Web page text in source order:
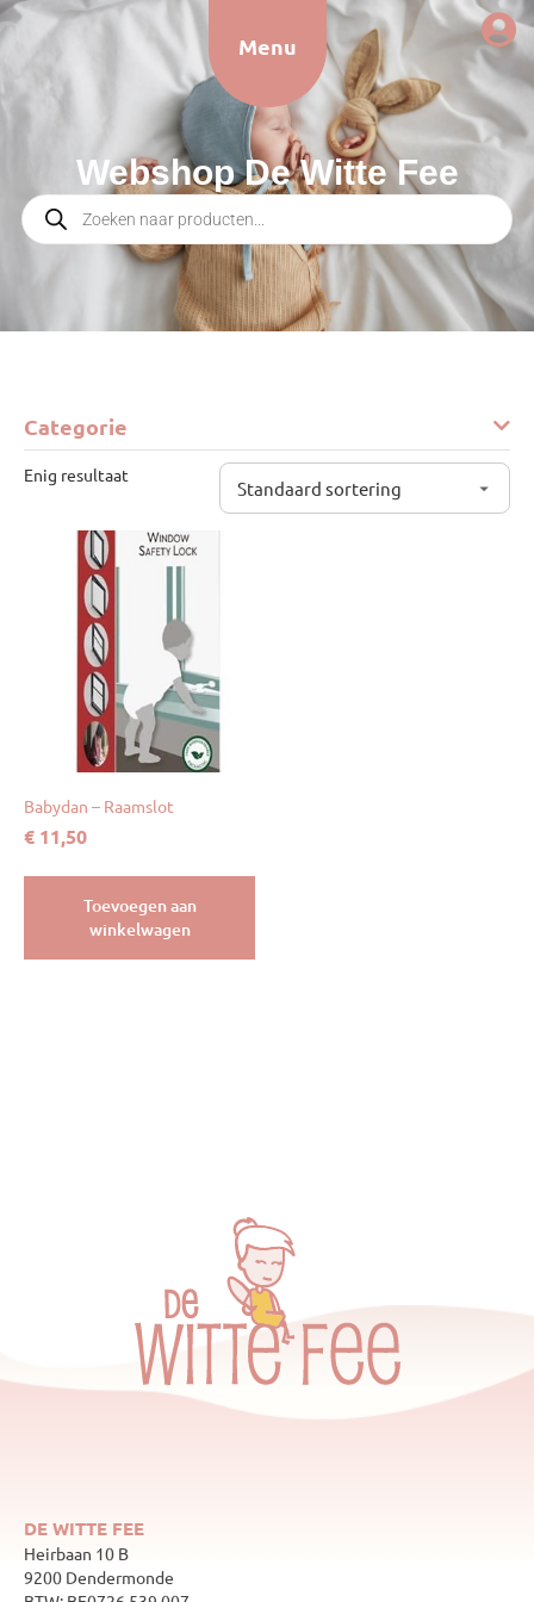
Menu
Webshop De Witte Fee
Categorie
Enig resultaat
Babydan – Raamslot
€ 11,50
Toevoegen aan
winkelwagen
DE WITTE FEE
Heirbaan 10 B
9200 Dendermonde